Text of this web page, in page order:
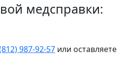
медсправки:
987-92-57 или оставляете